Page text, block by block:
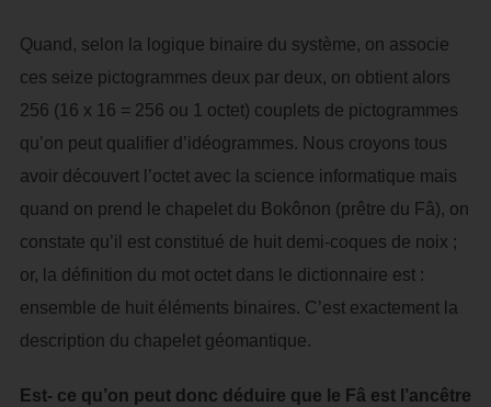
Quand, selon la logique binaire du système, on associe
ces seize pictogrammes deux par deux, on obtient alors
256 (16 x 16 = 256 ou 1 octet) couplets de pictogrammes
qu’on peut qualifier d’idéogrammes. Nous croyons tous
avoir découvert l’octet avec la science informatique mais
quand on prend le chapelet du Bokônon (prêtre du Fâ), on
constate qu’il est constitué de huit demi-coques de noix ;
or, la définition du mot octet dans le dictionnaire est :
ensemble de huit éléments binaires. C’est exactement la
description du chapelet géomantique.
Est- ce qu’on peut donc déduire que le Fâ est l’ancêtre